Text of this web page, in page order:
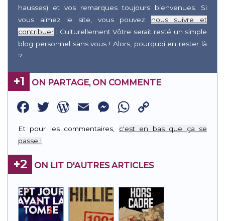
hausses) et vos remarques toujours bienvenues. Si
vous aimez le site, vous pouvez nous suivre et
contribuer : Culturellement Vôtre serait resté un simple
blog personnel sans vous ! Alors, pourquoi en rester là
?
+1 ON PARTAGE, ON COMMENTE
Facebook
Twitter
WordPress
EmailMessenger
WhatsApp
Link
Et pour les commentaires, c'est en bas que ça se
passe !
+2 ON LIT D'AUTRES ARTICLES